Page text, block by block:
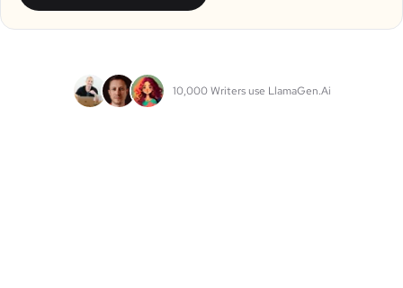
10,000 Writers use LlamaGen.Ai